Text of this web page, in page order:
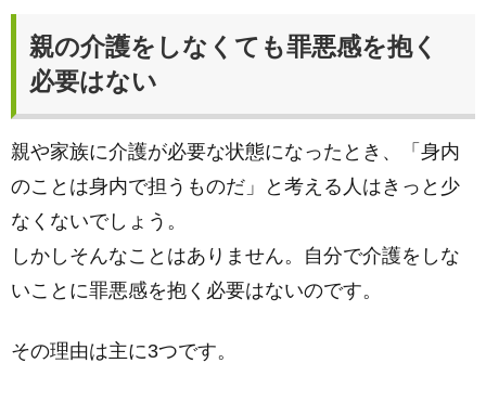
親の介護をしなくても罪悪感を抱く
必要はない
親や家族に介護が必要な状態になったとき、「身内
のことは身内で担うものだ」と考える人はきっと少
なくないでしょう。
しかしそんなことはありません。自分で介護をしな
いことに罪悪感を抱く必要はないのです。
その理由は主に3つです。